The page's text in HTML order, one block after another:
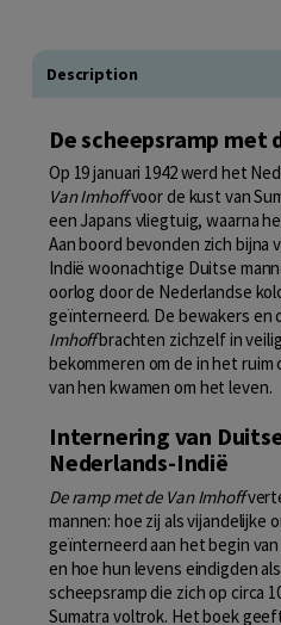
Description
De scheepsramp met
Op 19 januari 1942 werd het
Van Imhoffvoor de kust van
een Japans vliegtuig, waarna
Aan boord bevonden zich bijna
Indië woonachtige Duitse
oorlog door de Nederlandse
geïnterneerd. De bewakers en
Imhoffbrachten zichzelf in
bekommeren om de in het
van hen kwamen om het leven.
Internering van
Nederlands-Indië
De ramp met de Van Imhoff
mannen: hoe zij als vijandelijke
geïnterneerd aan het begin
en hoe hun levens eindigden
scheepsramp die zich op circa
Sumatra voltrok. Het boek